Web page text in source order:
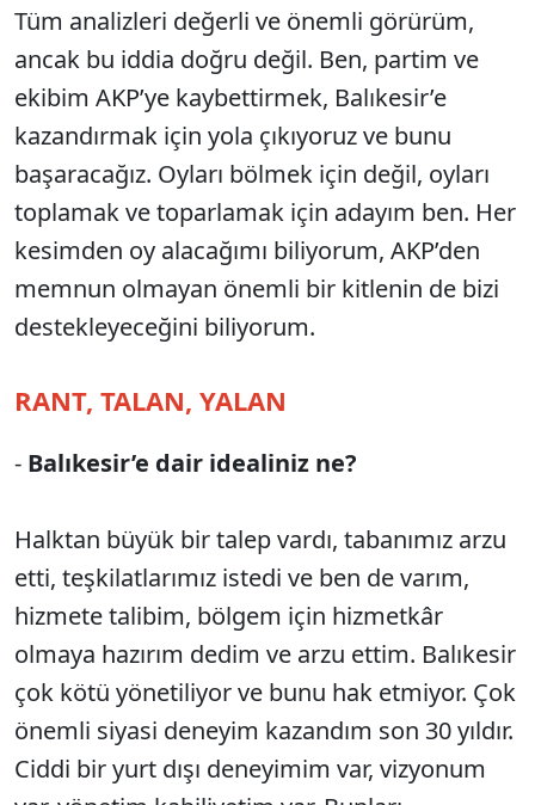
Tüm analizleri değerli ve önemli görürüm,
ancak bu iddia doğru değil. Ben, partim ve
ekibim AKP’ye kaybettirmek, Balıkesir’e
kazandırmak için yola çıkıyoruz ve bunu
başaracağız. Oyları bölmek için değil, oyları
toplamak ve toparlamak için adayım ben. Her
kesimden oy alacağımı biliyorum, AKP’den
memnun olmayan önemli bir kitlenin de bizi
destekleyeceğini biliyorum.
RANT, TALAN, YALAN
- Balıkesir’e dair idealiniz ne?
Halktan büyük bir talep vardı, tabanımız arzu
etti, teşkilatlarımız istedi ve ben de varım,
hizmete talibim, bölgem için hizmetkâr
olmaya hazırım dedim ve arzu ettim. Balıkesir
çok kötü yönetiliyor ve bunu hak etmiyor. Çok
önemli siyasi deneyim kazandım son 30 yıldır.
Ciddi bir yurt dışı deneyimim var, vizyonum